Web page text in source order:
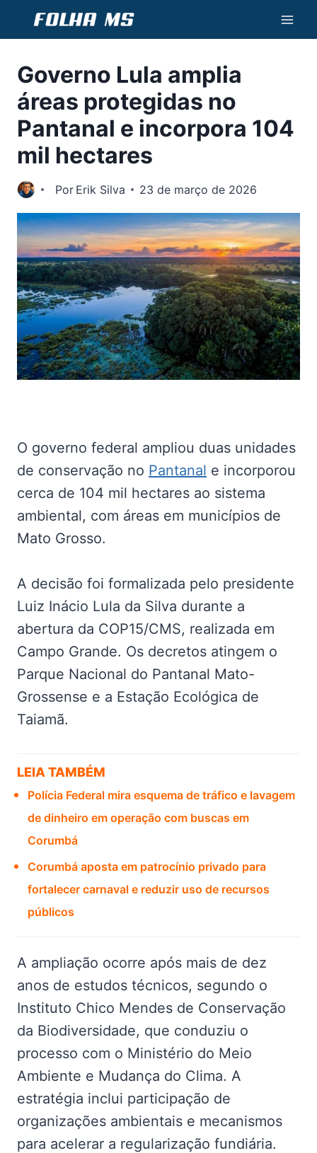
Conteúdo
Governo Lula amplia
áreas protegidas no
Pantanal e incorpora 104
mil hectares
Por Erik Silva 23 de março de 2026
O governo federal ampliou duas unidades
de conservação no Pantanal e incorporou
cerca de 104 mil hectares ao sistema
ambiental, com áreas em municípios de
Mato Grosso.
A decisão foi formalizada pelo presidente
Luiz Inácio Lula da Silva durante a
abertura da COP15/CMS, realizada em
Campo Grande. Os decretos atingem o
Parque Nacional do Pantanal Mato-
Grossense e a Estação Ecológica de
Taiamã.
LEIA TAMBÉM
Polícia Federal mira esquema de tráfico e lavagem
de dinheiro em operação com buscas em
Corumbá
Corumbá aposta em patrocínio privado para
fortalecer carnaval e reduzir uso de recursos
públicos
A ampliação ocorre após mais de dez
anos de estudos técnicos, segundo o
Instituto Chico Mendes de Conservação
da Biodiversidade, que conduziu o
processo com o Ministério do Meio
Ambiente e Mudança do Clima. A
estratégia inclui participação de
organizações ambientais e mecanismos
para acelerar a regularização fundiária.